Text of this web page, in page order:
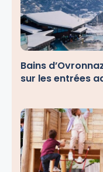
Bains
sur les entrées